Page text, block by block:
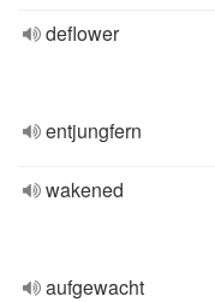
deflower
entjungfern
wakened
aufgewacht